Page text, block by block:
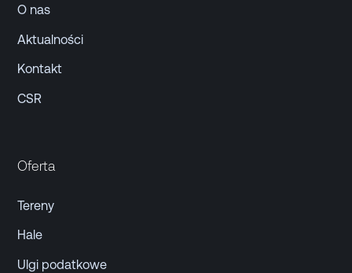
O nas
Aktualności
Kontakt
CSR
Oferta
Tereny
Hale
Ulgi podatkowe